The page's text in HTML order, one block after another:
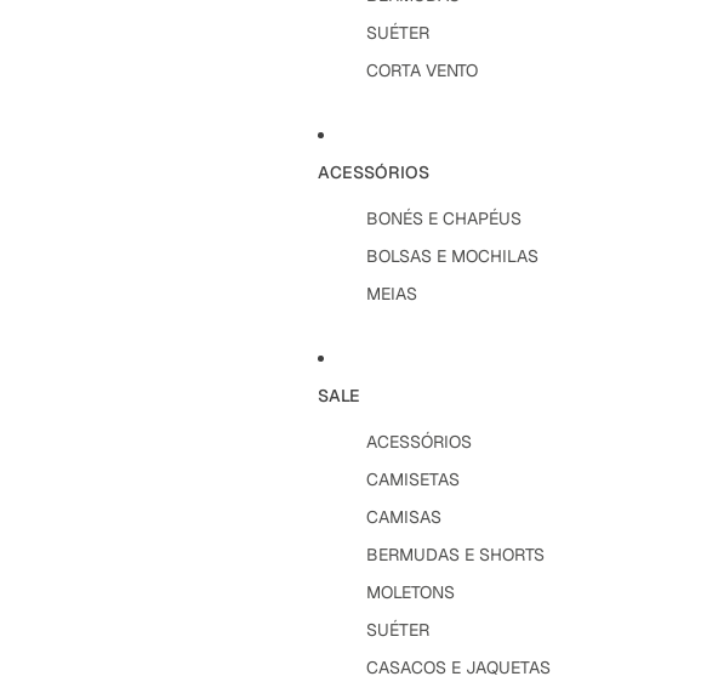
SUÉTER
CORTA VENTO
ACESSÓRIOS
BONÉS E CHAPÉUS
BOLSAS E MOCHILAS
MEIAS
SALE
ACESSÓRIOS
CAMISETAS
CAMISAS
BERMUDAS E SHORTS
MOLETONS
SUÉTER
CASACOS E JAQUETAS